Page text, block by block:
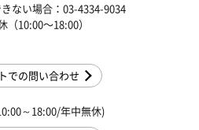
ない場合：03-4334-9034
（10:00〜18:00）
での問い合わせ
～18:00/年中無休)